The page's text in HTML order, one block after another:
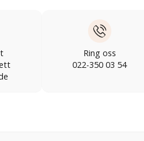
Ring oss
022-350 03 54